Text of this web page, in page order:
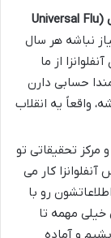
تحقیقات برای واکسن های آنفلوانزای جهانی (Universal Flu
نباشه هر سال
از ما
حسابی دارن
واقعاً یه انقلاب
مرکز تحقیقاتی تو
کار می
رو با
مهمه تا
و آماده